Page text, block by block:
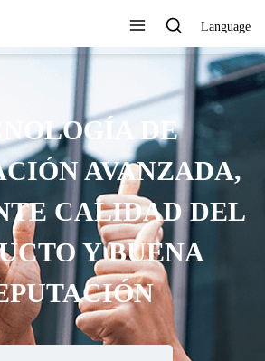
Language
DE
AVANZADA,
CALIDAD DEL
Y BUENA